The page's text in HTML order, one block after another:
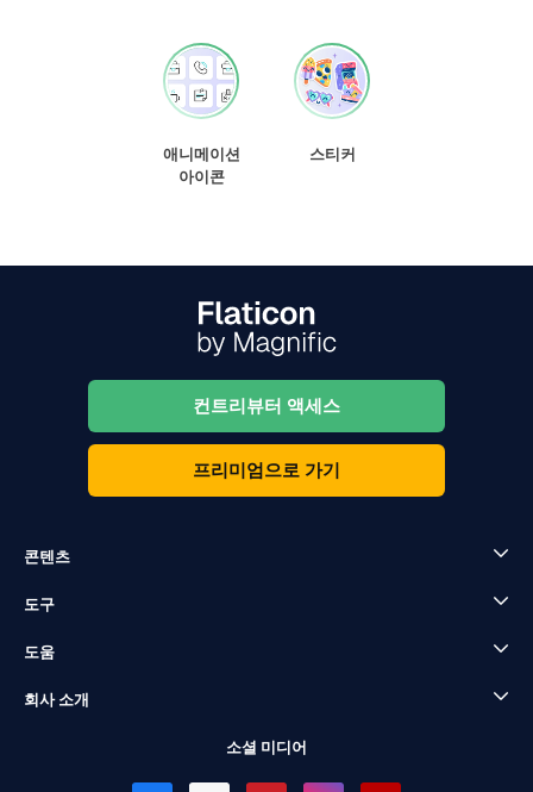
애니메이션
아이콘
스티커
컨트리뷰터 액세스
프리미엄으로 가기
콘텐츠
도구
도움
회사 소개
소셜 미디어